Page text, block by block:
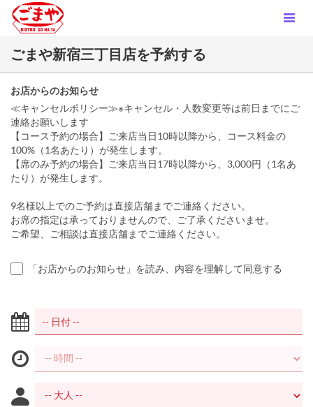
ごまや新宿三丁目店を予約する
お店からのお知らせ
≪キャンセルポリシー≫※キャンセル・人数変更等は前日までにご
連絡お願いします
【コース予約の場合】ご来店当日10時以降から、コース料金の
100%（1名あたり）が発生します。
【席のみ予約の場合】ご来店当日17時以降から、3,000円（1名あ
たり）が発生します。
9名様以上でのご予約は直接店舗までご連絡ください。
お席の指定は承っておりませんので、ご了承くださいませ。
ご希望、ご相談は直接店舗までご連絡ください。
「お店からのお知らせ」を読み、内容を理解して同意する